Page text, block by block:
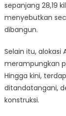
sepanjang 28,19
menyebutkan
dibangun.
Selain itu, alokasi
merampungkan
Hingga kini,
ditandatangani,
konstruksi.